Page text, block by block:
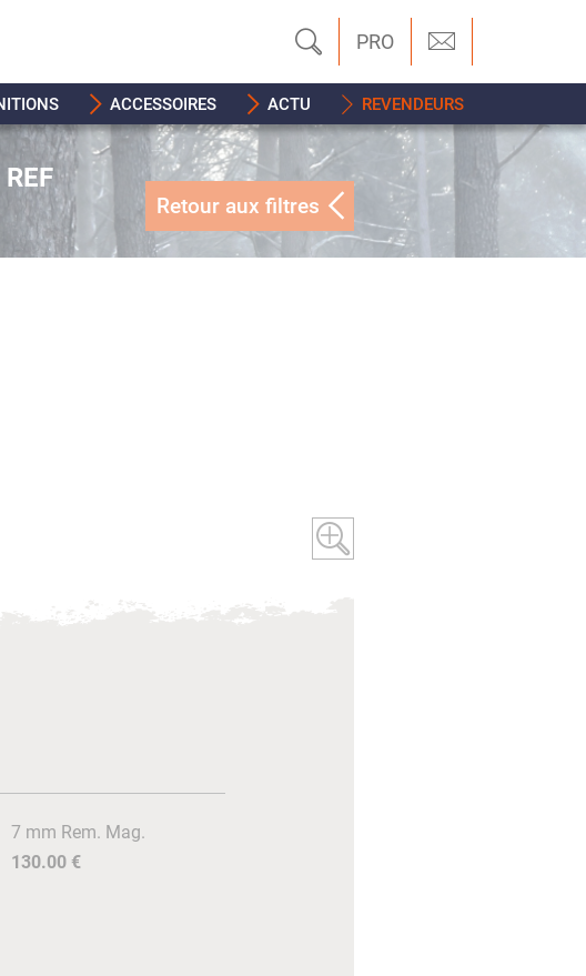
PRO
ACCESSOIRES ACTU REVENDEURS
Retour aux filtres
7 mm Rem. Mag.
130.00 €